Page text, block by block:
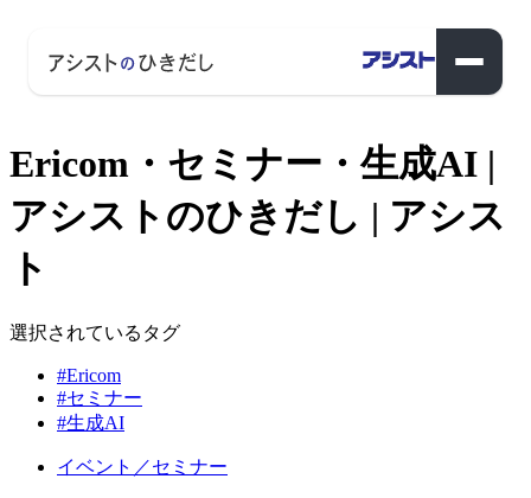
Ericom・セミナー・生成AI |
アシストのひきだし | アシス
ト
選択されているタグ
#Ericom
#セミナー
#生成AI
イベント／セミナー